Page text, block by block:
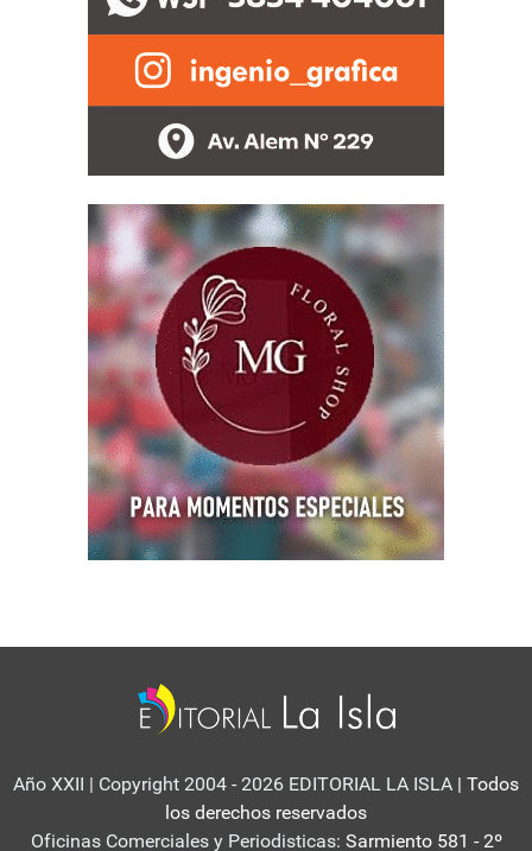
Año XXII | Copyright 2004 - 2026 EDITORIAL LA ISLA | Todos
los derechos reservados
Oficinas Comerciales y Periodisticas: Sarmiento 581 - 2º